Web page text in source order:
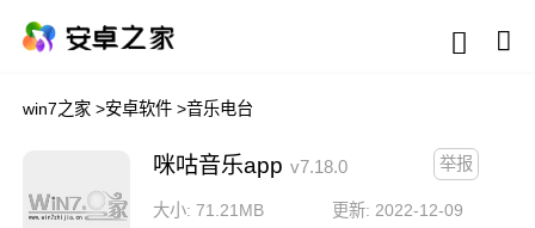
win7之家 >安卓软件 >音乐电台
咪咕音乐app v7.18.0 举报
大小: 71.21MB 更新: 2022-12-09